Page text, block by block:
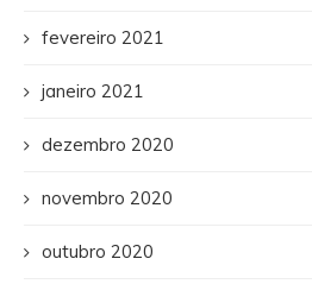
fevereiro 2021
janeiro 2021
dezembro 2020
novembro 2020
outubro 2020